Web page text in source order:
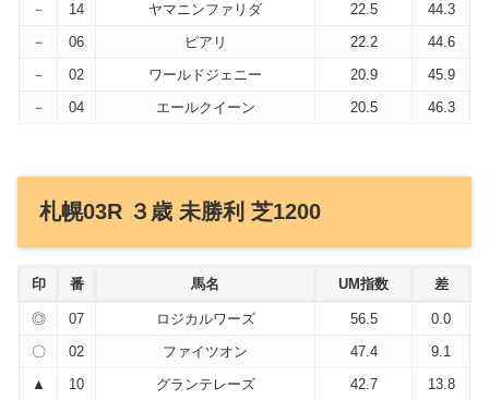
－
14 ヤマニンファリダ 22.5
44.3
－
06 ピアリ 22.2
44.6
－
02 ワールドジェニー 20.9
45.9
－
04 エールクイーン 20.5 46.3
札幌03R ３歳 未勝利 芝1200
印 番 馬名 UM指数 差
◎ 07 ロジカルワーズ 56.5
0.0
〇
02 ファイツオン 47.4
9.1
▲
10 グランテレーズ 42.7 13.8